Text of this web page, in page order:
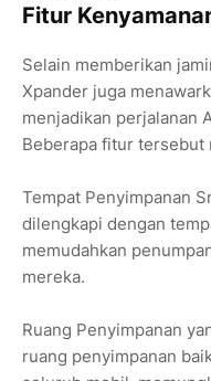
Fitur
Selain memberikan
Xpander juga
menjadikan perjalanan
Beberapa fitur tersebut
Tempat Penyimpanan
dilengkapi dengan
memudahkan
mereka.
Ruang Penyimpanan
ruang penyimpanan